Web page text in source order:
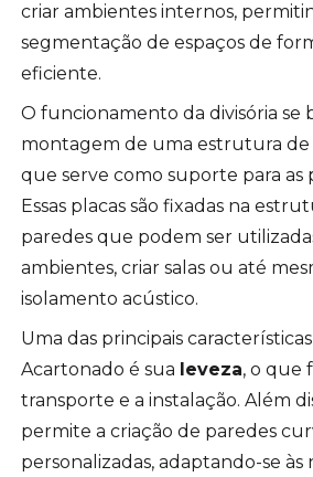
criar ambientes internos,
segmentação de espaços de
eficiente.
O funcionamento da divisória se
montagem de uma estrutura de
que serve como suporte para as
Essas placas são fixadas na
paredes que podem ser
ambientes, criar salas ou até
isolamento acústico.
Uma das principais
Acartonado é sua leveza, o que
transporte e a instalação. Além
permite a criação de paredes
personalizadas, adaptando-se às